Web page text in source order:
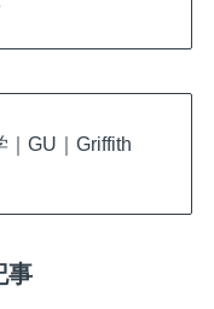
｜GU｜Griffith
事